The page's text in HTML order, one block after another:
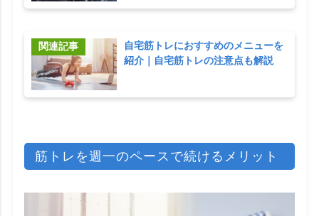
自宅筋トレにおすすめのメニューを
紹介｜自宅筋トレの注意点も解説
筋トレを週一のペースで続けるメリット